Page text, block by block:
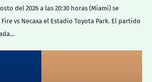
del 2026 a las 20:30 horas (Miami) se
vs Necaxa el Estadio Toyota Park. El partido